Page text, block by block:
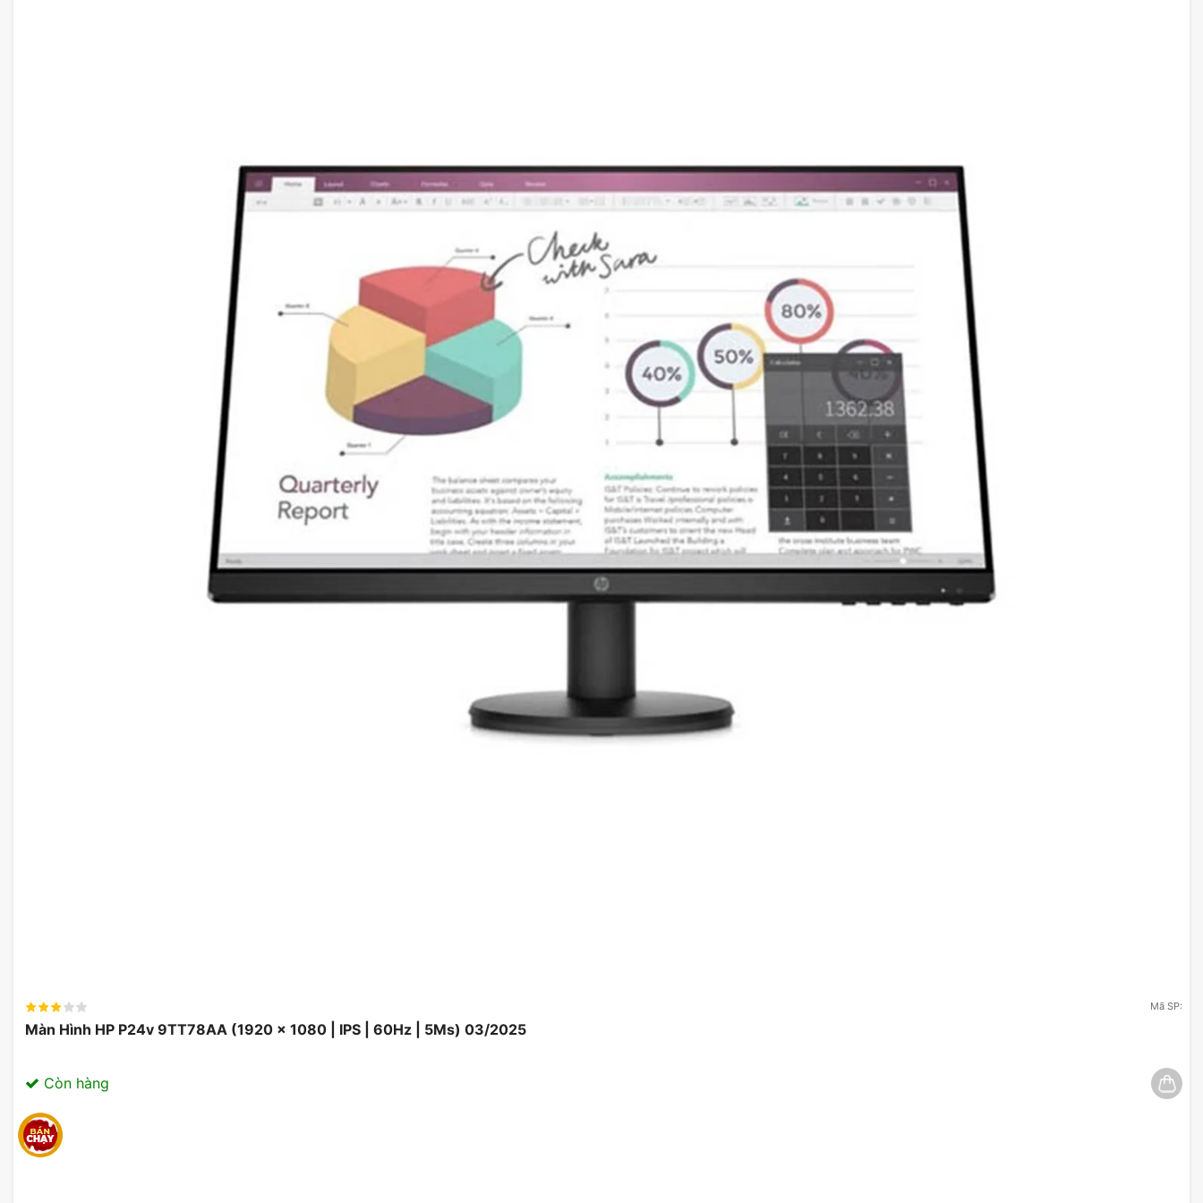
giúp người dùng dễ dàng kết nối với các thiết bị khác nhau như máy tính, console game,
hoặc các thiết bị đa phương tiện khác. Ngoài ra, tính năng AMD FreeSync giúp đồng bộ tần
số làm mới giữa card đồ họa và màn hình, loại bỏ hiện tượng tearing.
Mã SP:
Màn Hình HP P24v 9TT78AA (1920 x 1080 | IPS | 60Hz | 5Ms) 03/2025
Còn hàng